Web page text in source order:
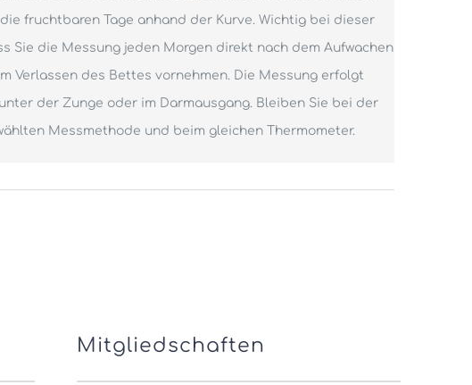
fruchtbaren Tage anhand der Kurve. Wichtig bei dieser
Sie die Messung jeden Morgen direkt nach dem Aufwachen
Verlassen des Bettes vornehmen. Die Messung erfolgt
der Zunge oder im Darmausgang. Bleiben Sie bei der
Messmethode und beim gleichen Thermometer.
Mitgliedschaften